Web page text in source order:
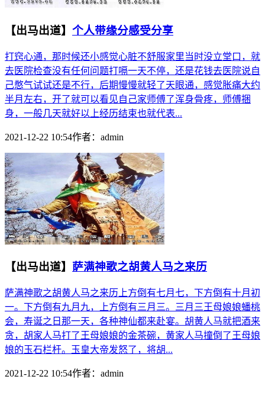
【出马出道】 个人带缘分感受分享
打窍心通，那时候还小感觉心脏不舒服家里当时没立堂口，就
去医院检查没有任何问题打嗝一天不停，还是花钱去医院说自
己憋气试试还是不行，后期慢慢就轻了天眼通，感觉胀痛大约
半月左右，开了就可以看见自己家师傅了浑身骨疼，师傅捆
身，一般几天就好以上经历结束也就代表...
2021-12-22 10:54作者： admin
【出马出道】 萨满神歌之胡黄人马之来历
萨满神歌之胡黄人马之来历上方倒有七月七，下方倒有十月初
一。下方倒有九月九，上方倒有三月三。三月三王母娘娘蟠桃
会，寿诞之日那一天，各种神仙都来赴宴。胡黄人马就把酒来
贪，胡家人马打了王母娘娘的金茶碗，黄家人马撞倒了王母娘
娘的玉石栏杆。玉皇大帝发怒了，将胡...
2021-12-22 10:54作者： admin